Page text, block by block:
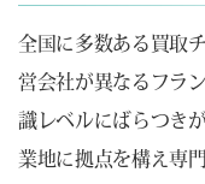
全国に多数ある買取
営会社が異なるフラ
識レベルにばらつき
業地に拠点を構え専